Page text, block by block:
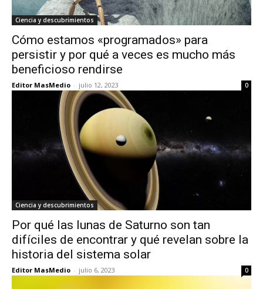
Ciencia y descubrimientos
Cómo estamos «programados» para
persistir y por qué a veces es mucho más
beneficioso rendirse
Editor MasMedio - julio 12, 2023 0
Ciencia y descubrimientos
Por qué las lunas de Saturno son tan
difíciles de encontrar y qué revelan sobre la
historia del sistema solar
Editor MasMedio - julio 6, 2023 0